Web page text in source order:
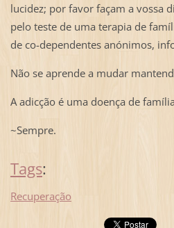
lucidez; por favor façam a vossa
pelo teste de uma terapia de
de co-dependentes anónimos,
Não se aprende a mudar
A adicção é uma doença de
~Sempre.
Tags:
Recuperação